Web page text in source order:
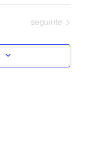
e
de
do
Eventos
seguinte